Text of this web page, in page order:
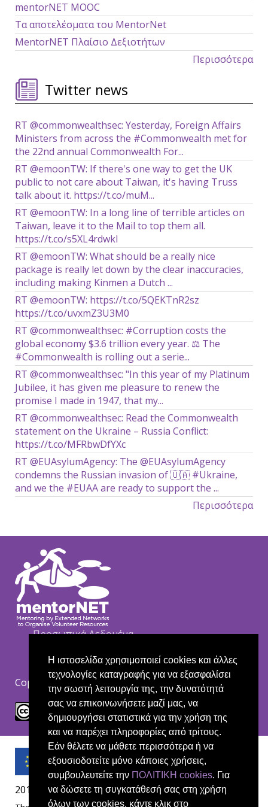
Η ιστοσελίδα χρησιμοποιεί cookies και άλλες
τεχνολογίες καταγραφής για να εξασφαλίσει
την σωστή λειτουργία της, την δυνατότητά
σας να επικοινωνήσετε μαζί μας, να
δημιουργήσει στατιστικά για την χρήση της
και να παρέχει πληροφορίες από τρίτους.
Εάν θέλετε να μάθετε περισσότερα ή να
εξουσιοδοτείτε μόνο κάποιες χρήσεις,
συμβουλευτείτε την ΠΟΛΙΤΙΚΗ cookies. Για
να δώσετε τη συγκατάθεσή σας στη χρήση
όλων των cookies, κάντε κλικ στο
mentorNET MOOC
Τα αποτελέσματα του MentorNet
ΜentorNET Πλαίσιο Δεξιοτήτων
Περισσότερα
Twitter news
RT @commonwealthsec: Yesterday, Foreign Affairs
Ministers from across the #Commonwealth met for
the 22nd annual Commonwealth For...
RT @emoonTW: If there's one way to get the UK
public to not care about Taiwan, it's having Truss
talk about it. https://t.co/muM...
RT @emoonTW: In a long line of terrible articles on
Taiwan, leave it to the Mail to top them all.
https://t.co/s5XL4rdwkl
RT @emoonTW: What should be a really nice
package is really let down by the clear inaccuracies,
including making Kinmen a Dutch ...
RT @emoonTW: https://t.co/5QEKTnR2sz
https://t.co/uvxmZ3U3M0
RT @commonwealthsec: #Corruption costs the
global economy $3.6 trillion every year. ⚖️ The
#Commonwealth is rolling out a serie...
RT @commonwealthsec: "In this year of my Platinum
Jubilee, it has given me pleasure to renew the
promise I made in 1947, that my...
RT @commonwealthsec: Read the Commonwealth
statement on the Ukraine – Russia Conflict:
https://t.co/MFRbwDfYXc
RT @EUAsylumAgency: The @EUAsylumAgency
condemns the Russian invasion of 🇺🇦 #Ukraine,
and we the #EUAA are ready to support the ...
Περισσότερα
Footer
Προσωπικά Δεδομένα
Δήλωση αποποίησης ευθύνης
Copyright Creative Commons CC BY-NC-ND.
2019-1-UK01-KA204-061657